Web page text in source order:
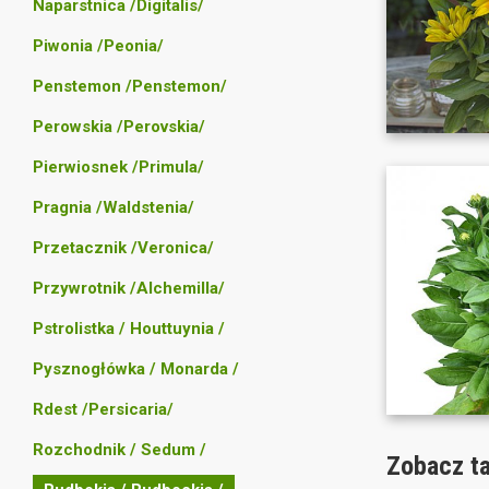
Naparstnica /Digitalis/
Piwonia /Peonia/
Penstemon /Penstemon/
Perowskia /Perovskia/
Pierwiosnek /Primula/
Pragnia /Waldstenia/
Przetacznik /Veronica/
Przywrotnik /Alchemilla/
Pstrolistka / Houttuynia /
Pysznogłówka / Monarda /
Rdest /Persicaria/
Rozchodnik / Sedum /
Zobacz